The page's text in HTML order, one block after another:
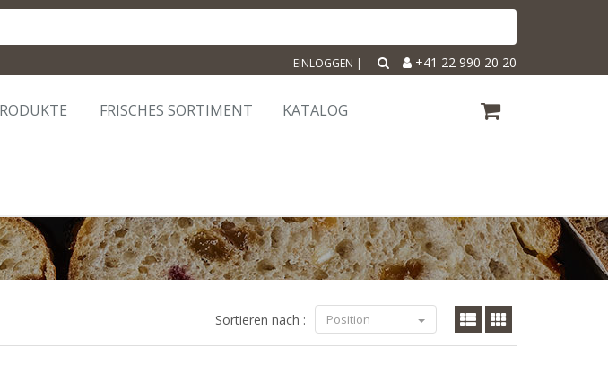
+41 22 990 20 20
EINLOGGEN |
FRISCHES SORTIMENT KATALOG
Sortieren nach : Position